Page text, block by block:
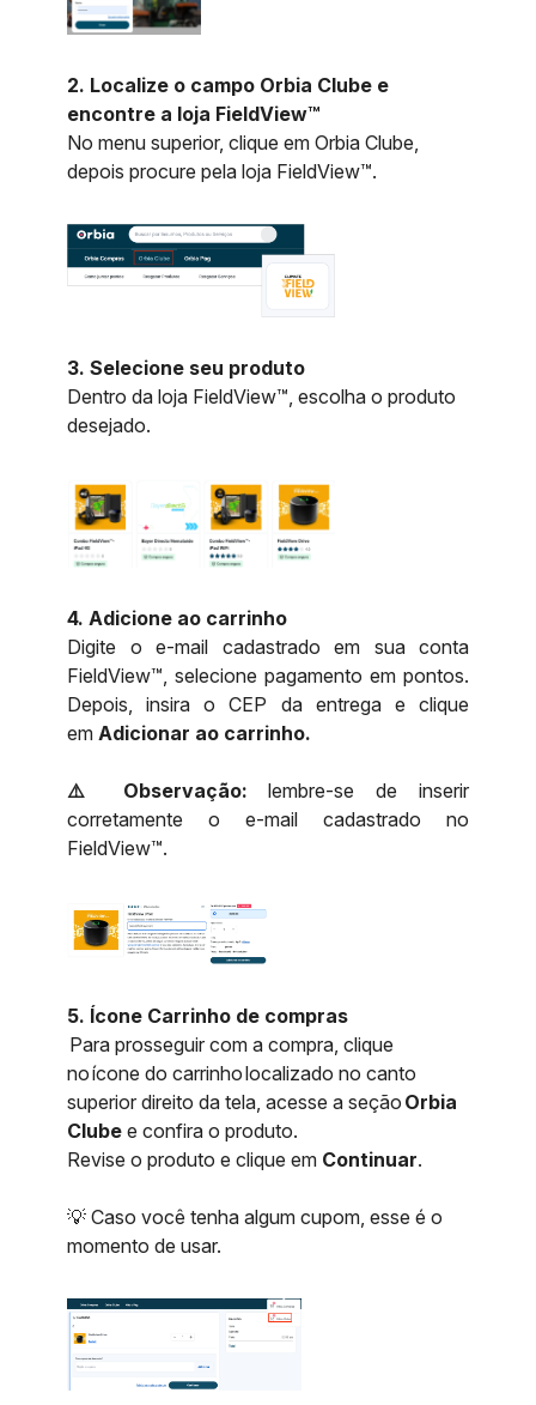
2. Localize o campo Orbia Clube e
encontre a loja FieldView™
No menu superior, clique em Orbia Clube,
depois procure pela loja FieldView™.
3. Selecione seu produto
Dentro da loja FieldView™, escolha o produto
desejado.
4. Adicione ao carrinho
Digite o e-mail cadastrado em sua conta
FieldView™, selecione pagamento em pontos.
Depois, insira o CEP da entrega e clique
em Adicionar ao carrinho.
⚠️ Observação: lembre-se de inserir
corretamente o e-mail cadastrado no
FieldView™.
5. Ícone Carrinho de compras
Para prosseguir com a compra, clique
no ícone do carrinho localizado no canto
superior direito da tela, acesse a seção Orbia
Clube e confira o produto.
Revise o produto e clique em Continuar.
💡 Caso você tenha algum cupom, esse é o
momento de usar.